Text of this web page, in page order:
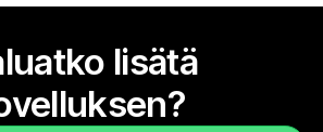
lisätä